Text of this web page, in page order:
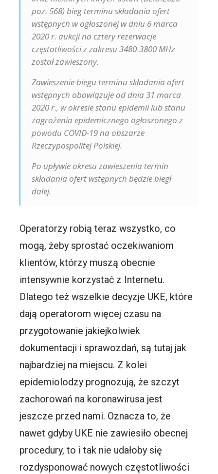
poz. 568) bieg terminu składania ofert
wstępnych w ogłoszonej w dniu 6 marca
2020 r. aukcji na cztery rezerwacje
częstotliwości z zakresu 3480-3800 MHz
został zawieszony.
Zawieszenie biegu terminu składania ofert
wstępnych obowiązuje od dnia 31 marca
2020 r., w okresie stanu epidemii lub stanu
zagrożenia epidemicznego ogłoszonego z
powodu COVID-19 na obszarze
Rzeczypospolitej Polskiej.
Po upływie okresu zawieszenia termin
składania ofert wstępnych będzie biegł
dalej.
Operatorzy robią teraz wszystko, co
mogą, żeby sprostać oczekiwaniom
klientów, którzy muszą obecnie
intensywnie korzystać z Internetu.
Dlatego też wszelkie decyzje UKE, które
dają operatorom więcej czasu na
przygotowanie jakiejkolwiek
dokumentacji i sprawozdań, są tutaj jak
najbardziej na miejscu. Z kolei
epidemiolodzy prognozują, że szczyt
zachorowań na koronawirusa jest
jeszcze przed nami. Oznacza to, że
nawet gdyby UKE nie zawiesiło obecnej
procedury, to i tak nie udałoby się
rozdysponować nowych częstotliwości